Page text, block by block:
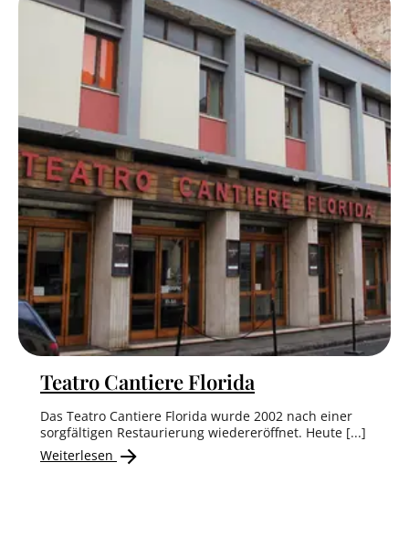
Teatro Cantiere Florida
Das Teatro Cantiere Florida wurde 2002 nach einer
sorgfältigen Restaurierung wiedereröffnet. Heute [...]
Weiterlesen